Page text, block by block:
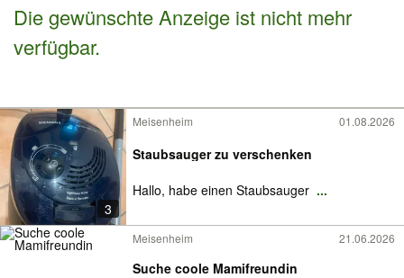
Nachrichten
Die gewünschte Anzeige ist nicht mehr
verfügbar.
3
Meisenheim 01.08.2026
Staubsauger zu verschenken
Hallo, habe einen Staubsauger ...
Meisenheim 21.06.2026
Suche coole Mamifreundin